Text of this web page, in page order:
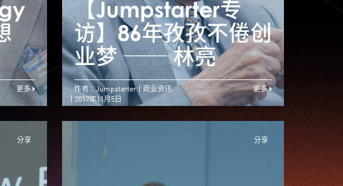
钟】Ampd Energy
– 火热态度 为梦想
「充电」
更多
【Jumpstarter专
访】86年孜孜不倦创
业梦 ── 林亮
【
作者：Jumpstarter
商业资讯
2017年11月5日
更多
分享 分享